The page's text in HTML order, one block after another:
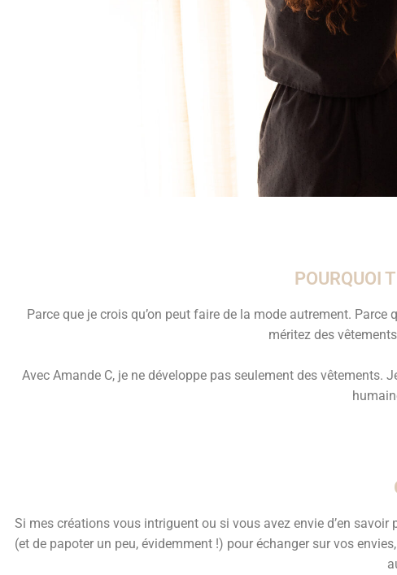
POURQUOI
Parce que je crois qu’on peut faire de la mode autrement.
méritez des
Avec Amande C, je ne développe pas seulement des
Si mes créations vous intriguent ou si vous avez envie d’en
(et de papoter un peu, évidemment !) pour échanger sur vos